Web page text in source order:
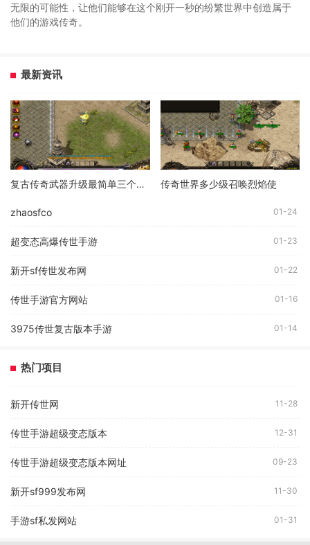
无限的可能性，让他们能够在这个刚开一秒的纷繁世界中创造属于
他们的游戏传奇。
最新资讯
复古传奇武器升级最简单三个步骤 传奇世界多少级召唤烈焰使
zhaosfco 01-24
超变态高爆传世手游 01-23
新开sf传世发布网 01-22
传世手游官方网站 01-16
3975传世复古版本手游 01-14
热门项目
新开传世网 11-28
传世手游超级变态版本 12-31
传世手游超级变态版本网址 09-23
新开sf999发布网 11-30
手游sf私发网站 01-31